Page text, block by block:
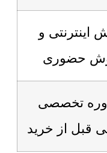
اینترنتی و
حضوری
تخصصی
قبل از خرید